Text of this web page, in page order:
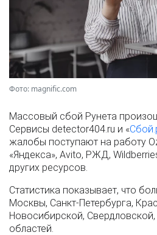
Фото: magnific.com
Массовый сбой Рунета
Сервисы detector404.ru и «
жалобы поступают на работу
«Яндекса», Avito, РЖД,
других ресурсов.
Статистика показывает, что
Москвы, Санкт-Петербурга,
Новосибирской,
областей.